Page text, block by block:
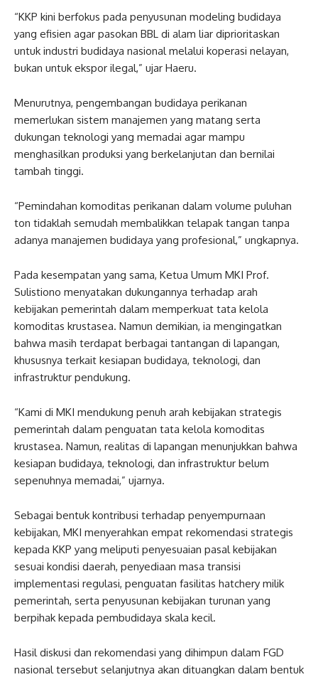
“KKP kini berfokus pada penyusunan modeling budidaya
yang efisien agar pasokan BBL di alam liar diprioritaskan
untuk industri budidaya nasional melalui koperasi nelayan,
bukan untuk ekspor ilegal,” ujar Haeru.
Menurutnya, pengembangan budidaya perikanan
memerlukan sistem manajemen yang matang serta
dukungan teknologi yang memadai agar mampu
menghasilkan produksi yang berkelanjutan dan bernilai
tambah tinggi.
“Pemindahan komoditas perikanan dalam volume puluhan
ton tidaklah semudah membalikkan telapak tangan tanpa
adanya manajemen budidaya yang profesional,” ungkapnya.
Pada kesempatan yang sama, Ketua Umum MKI Prof.
Sulistiono menyatakan dukungannya terhadap arah
kebijakan pemerintah dalam memperkuat tata kelola
komoditas krustasea. Namun demikian, ia mengingatkan
bahwa masih terdapat berbagai tantangan di lapangan,
khususnya terkait kesiapan budidaya, teknologi, dan
infrastruktur pendukung.
“Kami di MKI mendukung penuh arah kebijakan strategis
pemerintah dalam penguatan tata kelola komoditas
krustasea. Namun, realitas di lapangan menunjukkan bahwa
kesiapan budidaya, teknologi, dan infrastruktur belum
sepenuhnya memadai,” ujarnya.
Sebagai bentuk kontribusi terhadap penyempurnaan
kebijakan, MKI menyerahkan empat rekomendasi strategis
kepada KKP yang meliputi penyesuaian pasal kebijakan
sesuai kondisi daerah, penyediaan masa transisi
implementasi regulasi, penguatan fasilitas hatchery milik
pemerintah, serta penyusunan kebijakan turunan yang
berpihak kepada pembudidaya skala kecil.
Hasil diskusi dan rekomendasi yang dihimpun dalam FGD
nasional tersebut selanjutnya akan dituangkan dalam bentuk